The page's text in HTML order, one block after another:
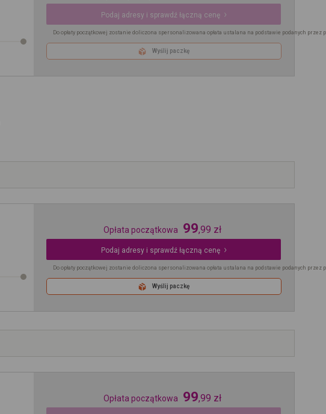
Podaj adresy i sprawdź łączną cenę
Do opłaty początkowej zostanie doliczona spersonalizowana opłata ustalana na podstawie podanych przez
Wyślij paczkę
Opłata początkowa 99,99 zł
Podaj adresy i sprawdź łączną cenę
Do opłaty początkowej zostanie doliczona spersonalizowana opłata ustalana na podstawie podanych przez
Wyślij paczkę
Opłata początkowa 99,99 zł